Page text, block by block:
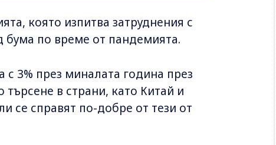
която изпитва затруднения с
бума по време от пандемията.
3% през миналата година през
в страни, като Китай и
се справят по-добре от тези от